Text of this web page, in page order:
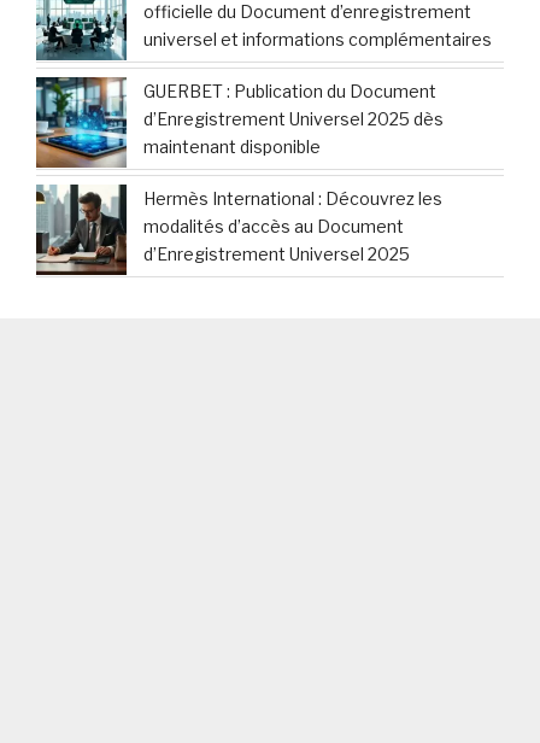
officielle du Document d’enregistrement
universel et informations complémentaires
GUERBET : Publication du Document
d’Enregistrement Universel 2025 dès
maintenant disponible
Hermès International : Découvrez les
modalités d’accès au Document
d’Enregistrement Universel 2025